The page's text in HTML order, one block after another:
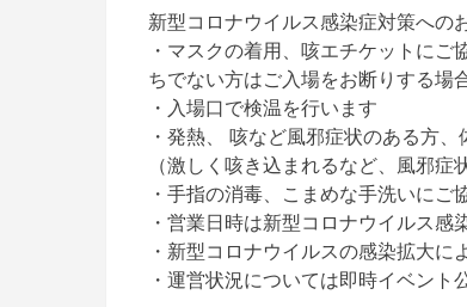
新型コロナウイルス感染症対策への
・マスクの着用、咳エチケットに
ちでない方はご入場をお断りする場
・入場口で検温を行います
・発熱、 咳など風邪症状のある方
（激しく咳き込まれるなど、風邪症
・手指の消毒、こまめな手洗いにご
・営業日時は新型コロナウイルス
・新型コロナウイルスの感染拡大
・運営状況については即時イベン